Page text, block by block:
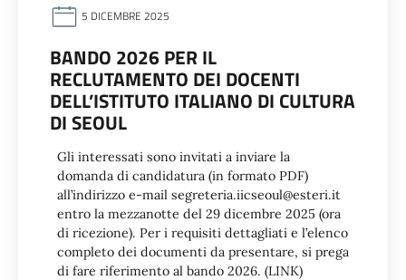
5 DICEMBRE 2025
BANDO 2026 PER IL
RECLUTAMENTO DEI DOCENTI
DELL’ISTITUTO ITALIANO DI CULTURA
DI SEOUL
Gli interessati sono invitati a inviare la
domanda di candidatura (in formato PDF)
all’indirizzo e-mail segreteria.iicseoul@esteri.it
entro la mezzanotte del 29 dicembre 2025 (ora
di ricezione). Per i requisiti dettagliati e l’elenco
completo dei documenti da presentare, si prega
di fare riferimento al bando 2026. (LINK)